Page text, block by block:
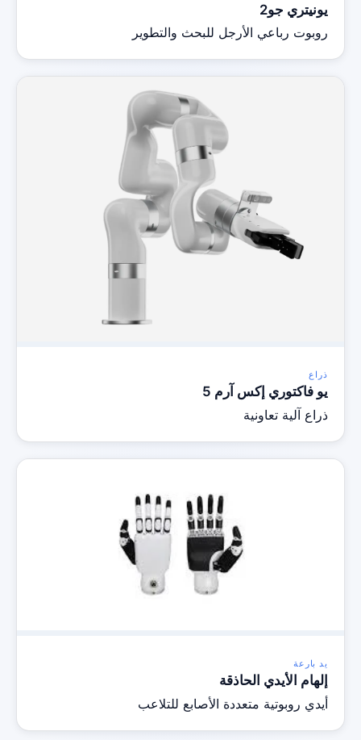
يونيتري جو2
روبوت رباعي الأرجل للبحث والتطوير
ذراع
يو فاكتوري إكس آرم 5
ذراع آلية تعاونية
يد بارعة
إلهام الأيدي الحاذقة
أيدي روبوتية متعددة الأصابع للتلاعب